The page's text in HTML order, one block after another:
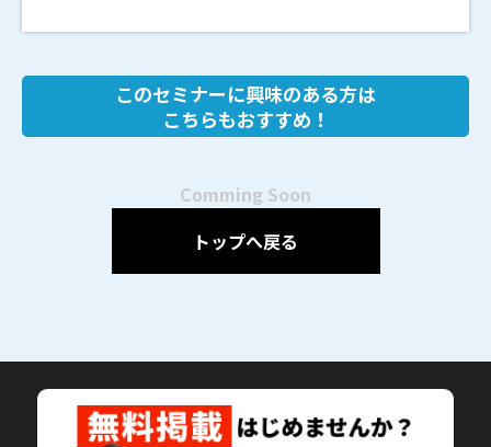
このセミナーに興味のある方は
こちらもおすすめ！
Comming Soon
トップへ戻る